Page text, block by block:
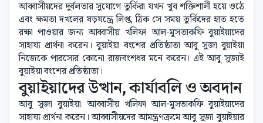
আব্বাসীয়দের দুর্বলতার সুযোগে তুর্কিরা যখন খুব শক্তিশালী হয়ে ওঠে
এবং ক্ষমতা দখলের ষড়যন্ত্রে লিপ্ত, ঠিক সে সময় তুর্কিদের হাত হতে
রক্ষা পাওয়ার জন্য আব্বাসীয় খলিফা আল-মুসতাকফি বুয়াইয়াদের
সাহায্য প্রার্থনা করেন। বুয়াইয়া বংশের প্রতিষ্ঠাতা আবু সুজা বুয়াইয়া
নিজেকে পারস্যের কোনো রাজবংশধর মনে করেন। এই আবু সুজাই
বুয়াইয়া বংশের প্রতিষ্ঠাতা।
বুয়াইয়াদের উত্থান, কার্যাবলি ও অবদান
আবু সুজা বুয়াইয়া: আব্বাসীয় খলিফা আল-মুসতাকফি বুয়াইয়াদের
সাহায্য প্রার্থনা করেন। আব্বাসীয়দের আমন্ত্রণক্রমে আবু সুজা বুয়াইয়ার